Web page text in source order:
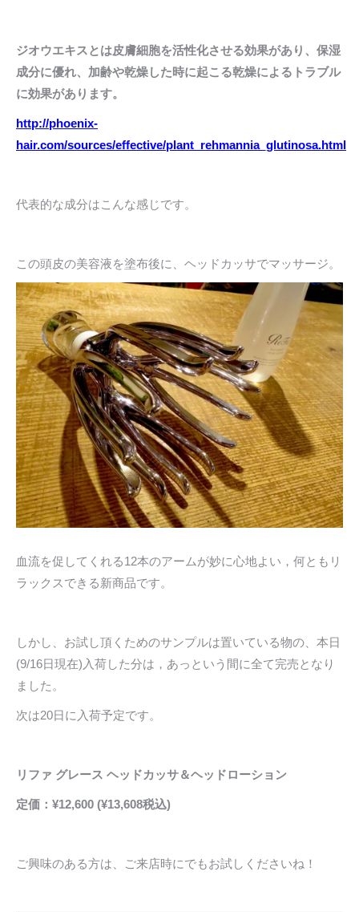
ジオウエキスとは皮膚細胞を活性化させる効果があり、保湿
成分に優れ、加齢や乾燥した時に起こる乾燥によるトラブル
に効果があります。
http://phoenix-
hair.com/sources/effective/plant_rehmannia_glutinosa.html
代表的な成分はこんな感じです。
この頭皮の美容液を塗布後に、ヘッドカッサでマッサージ。
血流を促してくれる12本のアームが妙に心地よい，何ともリ
ラックスできる新商品です。
しかし、お試し頂くためのサンプルは置いている物の、本日
(9/16日現在)入荷した分は，あっという間に全て完売となり
ました。
次は20日に入荷予定です。
リファ グレース ヘッドカッサ＆ヘッドローション
定価：¥12,600 (¥13,608税込)
ご興味のある方は、ご来店時にでもお試しくださいね！